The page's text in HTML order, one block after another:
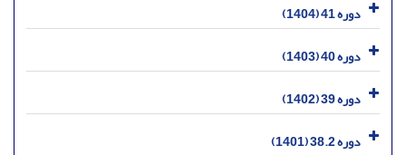
دوره 41 (1404)
دوره 40 (1403)
دوره 39 (1402)
دوره 38.2 (1401)